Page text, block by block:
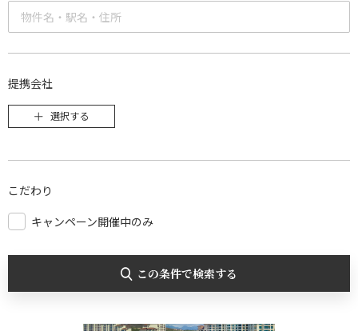
提携会社
選択する
こだわり
キャンペーン開催中のみ
この条件で検索する